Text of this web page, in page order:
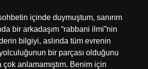
içinde duymuştum, sanırım
bir arkadaşım “rabbani ilmi”nin
bilgiyi, aslında tüm evrenin
bir parçası olduğunu
anlamamıştım. Benim için